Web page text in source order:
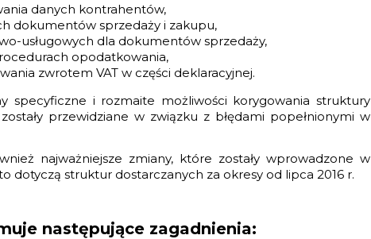
danych kontrahentów,
dokumentów sprzedaży i zakupu,
usługowych dla dokumentów sprzedaży,
opodatkowania,
zwrotem VAT w części deklaracyjnej.
specyficzne i rozmaite możliwości korygowania struktury
przewidziane w związku z błędami popełnionymi w
najważniejsze zmiany, które zostały wprowadzone w
dotyczą struktur dostarczanych za okresy od lipca 2016 r.
następujące zagadnienia: